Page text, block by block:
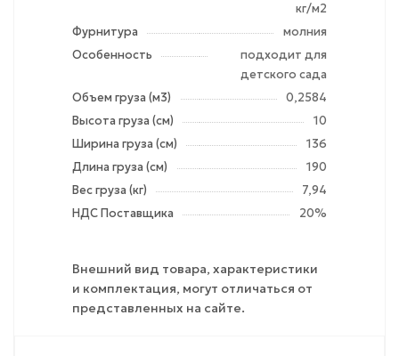
кг/м2
Фурнитура
молния
Особенность
подходит для
детского сада
Объем груза (м3)
0,2584
Высота груза (см)
10
Ширина груза (см)
136
Длина груза (см)
190
Вес груза (кг)
7,94
НДС Поставщика
20%
Внешний вид товара, характеристики
и комплектация, могут отличаться от
представленных на сайте.